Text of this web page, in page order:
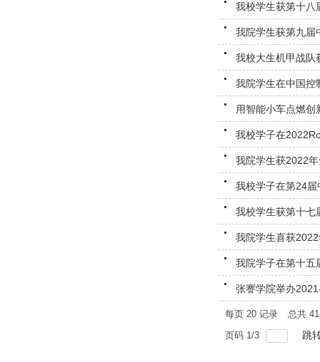
我校学生获第十八
我院学生获第九届
我校大生机甲战队
我院学生在中国控
用智能小车点燃创
我校学子在
我院学生获2022
我校学子在第24
我校学生获第十七
我院学生喜获
我院学子在第十五
张謇学院举办
每页 20记录 总共 41
页码 1/3 跳